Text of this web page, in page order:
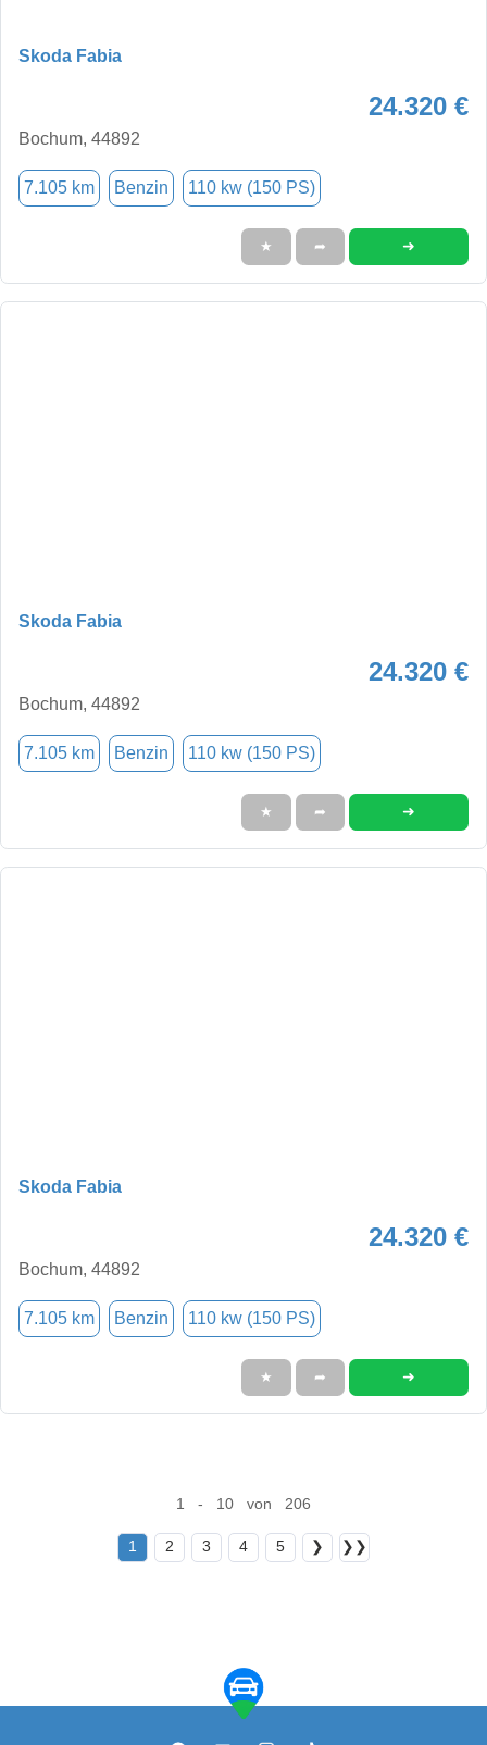
Skoda Fabia
24.320 €
Bochum, 44892
7.105 km Benzin 110 kw (150 PS)
★ ➦ ➜
Skoda Fabia
24.320 €
Bochum, 44892
7.105 km Benzin 110 kw (150 PS)
★ ➦ ➜
Skoda Fabia
24.320 €
Bochum, 44892
7.105 km Benzin 110 kw (150 PS)
★ ➦ ➜
1 - 10 von 206
1 2 3 4 5 ❯ ❯❯